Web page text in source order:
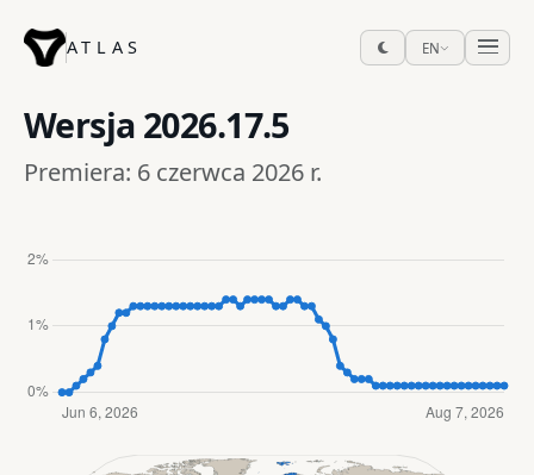
ATLAS EN
Wersja 2026.17.5
Premiera: 6 czerwca 2026 r.